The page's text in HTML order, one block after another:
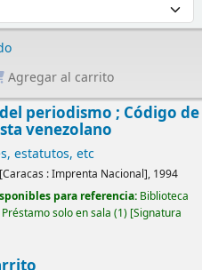
Agregar al carrito
periodismo ; Código de
venezolano
estatutos, etc
[Caracas :Imprenta Nacional], 1994
para referencia: Biblioteca
solo en sala (1) Signatura